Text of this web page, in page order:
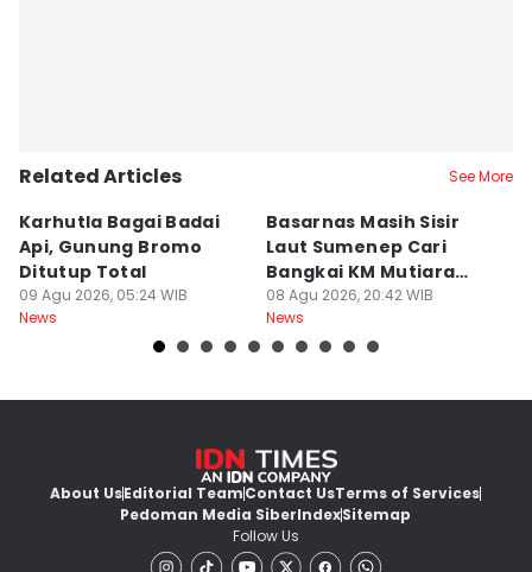
Related Articles See More
Karhutla Bagai Badai
Api, Gunung Bromo
Ditutup Total
09 Agu 2026, 05:24 WIB
News
Basarnas Masih Sisir
Laut Sumenep Cari
Bangkai KM Mutiara
Sentosa II
08 Agu 2026, 20:42 WIB
News
About UsEditorial TeamContact UsTerms of Services
Pedoman Media SiberIndexSitemap
Follow Us